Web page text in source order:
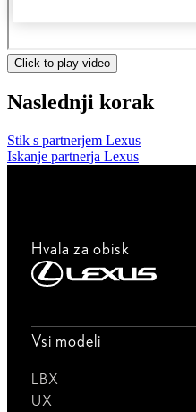
Click to play video
Naslednji korak
Stik s partnerjem Lexus
Iskanje partnerja Lexus
Hvala za obisk
Vsi modeli
LBX
UX